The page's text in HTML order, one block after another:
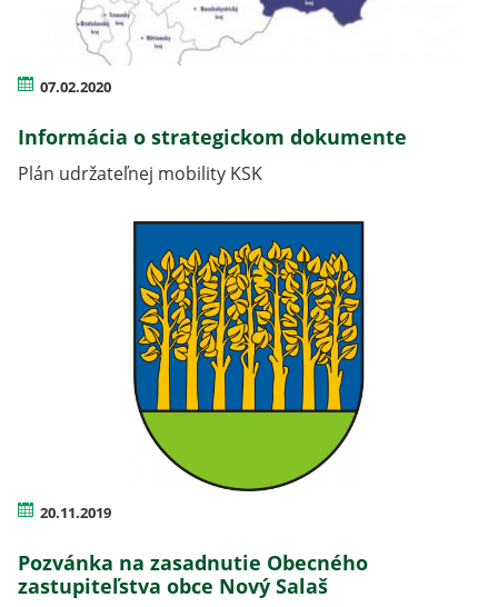
07.02.2020
Informácia o strategickom dokumente
Plán udržateľnej mobility KSK
20.11.2019
Pozvánka na zasadnutie Obecného
zastupiteľstva obce Nový Salaš